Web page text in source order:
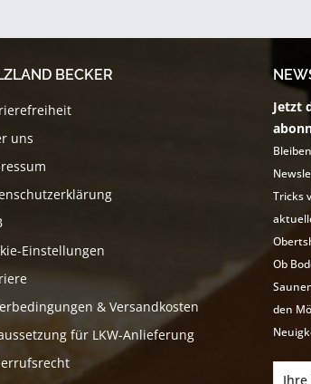
BECKER
uns
Einstellungen
& Versandkosten
für LKW-Anlieferung
Jetzt
Tricks
Ob
den